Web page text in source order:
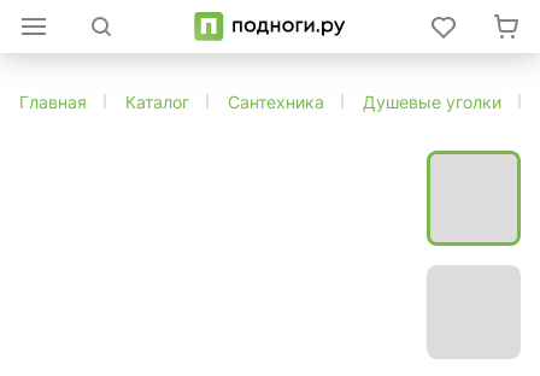
Главная Каталог Сантехника Душевые уголки